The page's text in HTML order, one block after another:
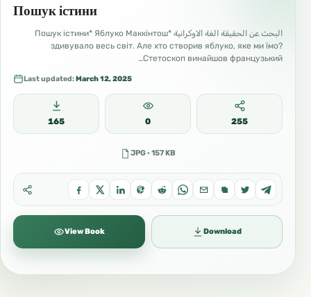
Пошук істини
البحث عن الحقيقة الغة الاوكرانية *Пошук істини* Яблуко Маккінтош
здивувало весь світ. Але хто створив яблуко, яке ми їмо?
Стетоскоп винайшов французький…
Last updated:March 12, 2025
165 0 255
JPG · 157 KB
View Book Download